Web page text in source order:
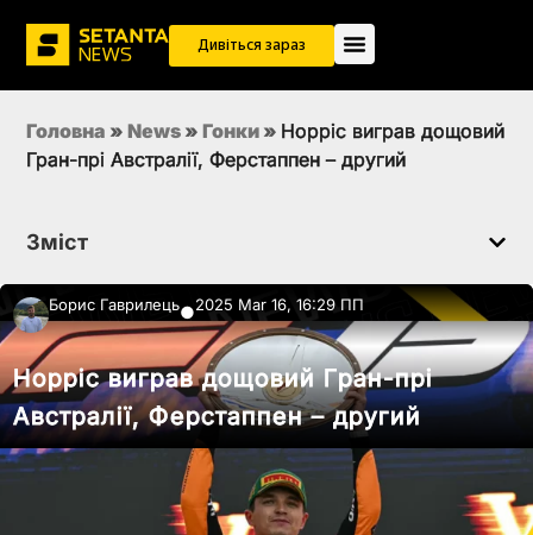
Дивіться зараз
Головна » News » Гонки » Норріс виграв дощовий
Гран-прі Австралії, Ферстаппен – другий
Зміст
Борис Гаврилець●2025 Mar 16, 16:29 ПП
Норріс виграв дощовий Гран-прі
Австралії, Ферстаппен – другий